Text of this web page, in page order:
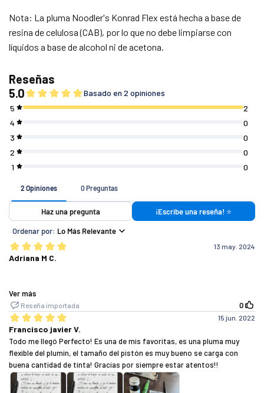
Nota: La pluma Noodler's Konrad Flex está hecha a base de
resina de celulosa (CAB), por lo que no debe limpiarse con
líquidos a base de alcohol ni de acetona.
$ 7 5 0 - $ 1 4 4 9 $ 8 0
$ 1 4 5 0 (o más)